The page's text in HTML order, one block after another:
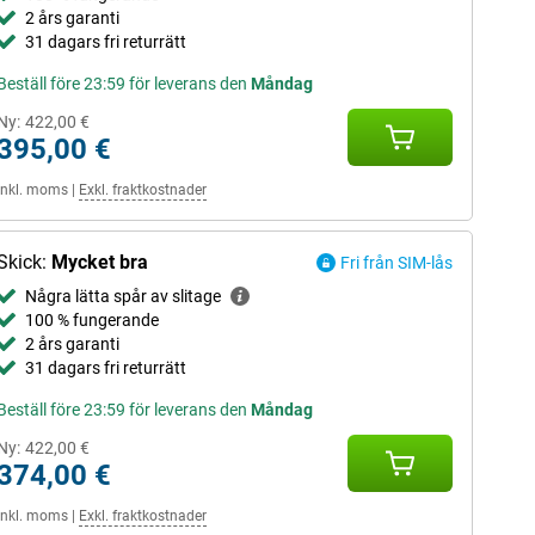
2 års garanti
31 dagars fri returrätt
före 23:59 för leverans den Måndag
422,00 €
€
Inkl. moms| Exkl. fraktkostnader
Mycket bra
Fri från SIM-lås
Några lätta spår av slitage
100 % fungerande
2 års garanti
31 dagars fri returrätt
före 23:59 för leverans den Måndag
422,00 €
€
Inkl. moms| Exkl. fraktkostnader